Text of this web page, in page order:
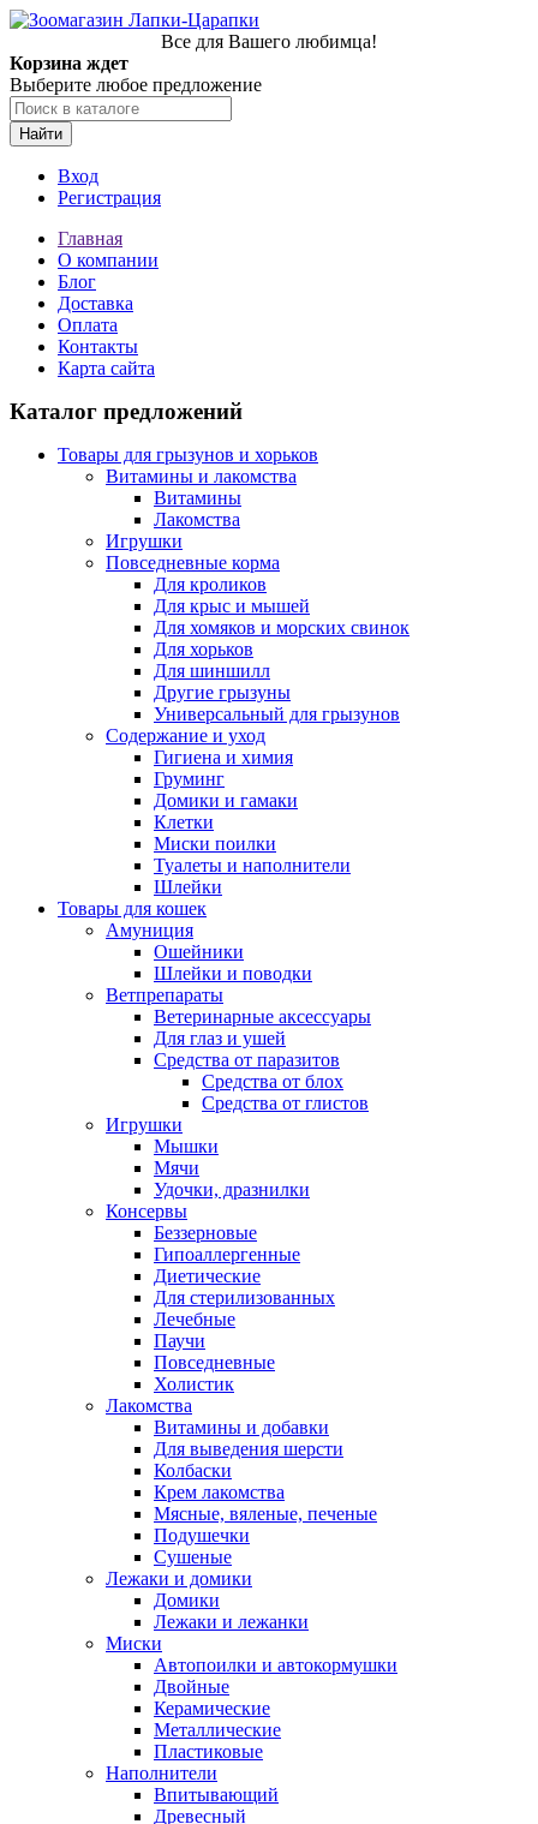
Все для Вашего любимца!
Корзина ждет
Выберите любое предложение
Найти
Вход
Регистрация
Главная
О компании
Блог
Доставка
Оплата
Контакты
Карта сайта
Каталог предложений
Товары для грызунов и хорьков
Витамины и лакомства
Витамины
Лакомства
Игрушки
Повседневные корма
Для кроликов
Для крыс и мышей
Для хомяков и морских свинок
Для хорьков
Для шиншилл
Другие грызуны
Универсальный для грызунов
Содержание и уход
Гигиена и химия
Груминг
Домики и гамаки
Клетки
Миски поилки
Туалеты и наполнители
Шлейки
Товары для кошек
Амуниция
Ошейники
Шлейки и поводки
Ветпрепараты
Ветеринарные аксессуары
Для глаз и ушей
Средства от паразитов
Средства от блох
Средства от глистов
Игрушки
Мышки
Мячи
Удочки, дразнилки
Консервы
Беззерновые
Гипоаллергенные
Диетические
Для стерилизованных
Лечебные
Паучи
Повседневные
Холистик
Лакомства
Витамины и добавки
Для выведения шерсти
Колбаски
Крем лакомства
Мясные, вяленые, печеные
Подушечки
Сушеные
Лежаки и домики
Домики
Лежаки и лежанки
Миски
Автопоилки и автокормушки
Двойные
Керамические
Металлические
Пластиковые
Наполнители
Впитывающий
Древесный